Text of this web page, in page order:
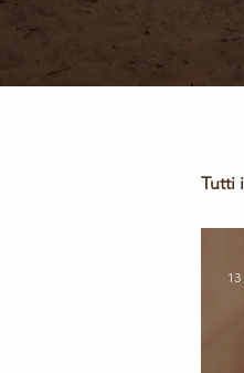
Tutti